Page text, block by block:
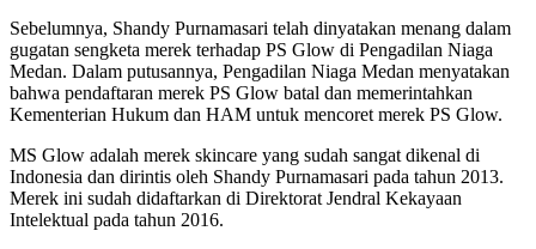
Sebelumnya, Shandy Purnamasari telah dinyatakan menang dalam
gugatan sengketa merek terhadap PS Glow di Pengadilan Niaga
Medan. Dalam putusannya, Pengadilan Niaga Medan menyatakan
bahwa pendaftaran merek PS Glow batal dan memerintahkan
Kementerian Hukum dan HAM untuk mencoret merek PS Glow.
MS Glow adalah merek skincare yang sudah sangat dikenal di
Indonesia dan dirintis oleh Shandy Purnamasari pada tahun 2013.
Merek ini sudah didaftarkan di Direktorat Jendral Kekayaan
Intelektual pada tahun 2016.